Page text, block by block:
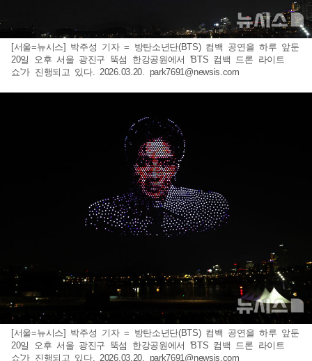
[서울=뉴시스] 박주성 기자 = 방탄소년단(BTS) 컴백 공연을 하루 앞둔
20일 오후 서울 광진구 뚝섬 한강공원에서 'BTS 컴백 드론 라이트
쇼'가 진행되고 있다. 2026.03.20. park7691@newsis.com
[서울=뉴시스] 박주성 기자 = 방탄소년단(BTS) 컴백 공연을 하루 앞둔
20일 오후 서울 광진구 뚝섬 한강공원에서 'BTS 컴백 드론 라이트
쇼'가 진행되고 있다. 2026.03.20. park7691@newsis.com